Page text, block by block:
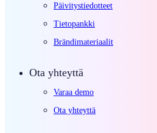
Päivitystiedotteet
Tietopankki
Brändimateriaalit
Ota yhteyttä
Varaa demo
Ota yhteyttä